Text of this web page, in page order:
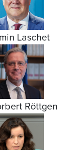
Laschet
Röttgen